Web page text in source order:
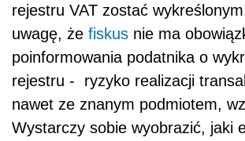
rejestru VAT zostać
uwagę, że fiskus nie ma
poinformowania podatnika o
rejestru - ryzyko realizacji
nawet ze znanym podmiotem,
Wystarczy sobie wyobrazić, jaki